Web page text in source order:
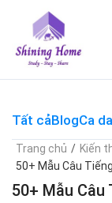
content
Tất cảBlogCa
Trang chủ / Kiến
50+ Mẫu Câu
50+ Mẫu Câu